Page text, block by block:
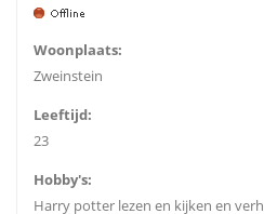
Woonplaats:
Zweinstein
Leeftijd:
23
Hobby's:
Harry potter lezen en kijken en